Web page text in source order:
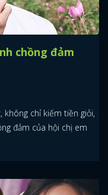
chồng đảm
không chỉ kiếm tiền giỏi,
đảm của hội chị em